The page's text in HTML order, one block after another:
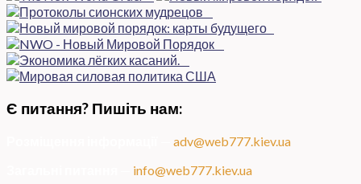
Є питання? Пишіть нам:
adv@web777.kiev.ua
info@web777.kiev.ua